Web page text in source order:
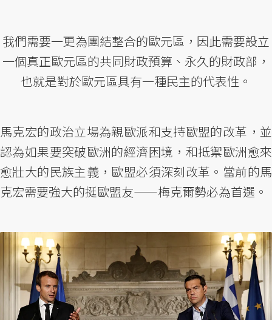
我們需要一更為團結整合的歐元區，因此需要設立
一個真正歐元區的共同財政預算、永久的財政部，
也就是對於歐元區具有一種民主的代表性。
馬克宏的政治立場為親歐派和支持歐盟的改革，並
認為如果要突破歐洲的經濟困境，和抵禦歐洲愈來
愈壯大的民族主義，歐盟必須深刻改革。當前的馬
克宏需要強大的挺歐盟友——梅克爾勢必為首選。